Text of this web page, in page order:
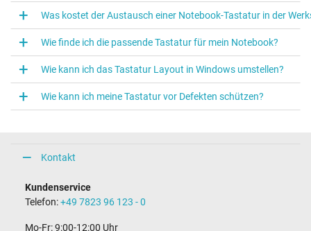
Was kostet der Austausch einer Notebook‑Tastatur in der
Wie finde ich die passende Tastatur für mein Notebook?
Wie kann ich das Tastatur Layout in Windows umstellen?
Wie kann ich meine Tastatur vor Defekten schützen?
Kontakt
Kundenservice
Telefon:+49 7823 96 123 - 0
Mo-Fr: 9:00-12:00 Uhr